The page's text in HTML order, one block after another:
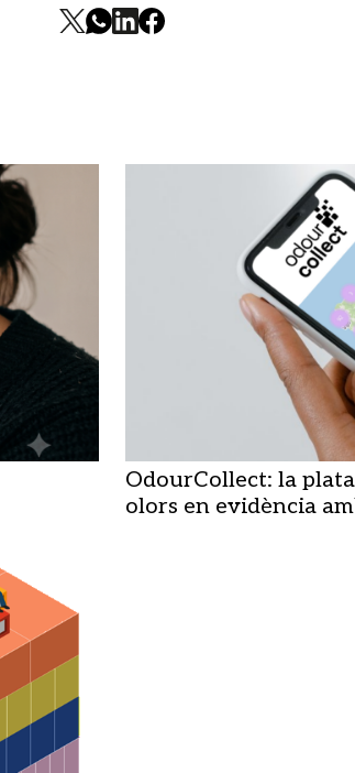
OdourCollect: la
olors en evidència